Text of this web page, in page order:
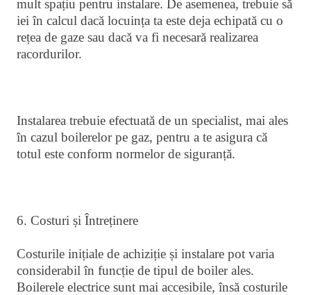
mult spațiu pentru instalare. De asemenea, trebuie să
iei în calcul dacă locuința ta este deja echipată cu o
rețea de gaze sau dacă va fi necesară realizarea
racordurilor.
Instalarea trebuie efectuată de un specialist, mai ales
în cazul boilerelor pe gaz, pentru a te asigura că
totul este conform normelor de siguranță.
6. Costuri și Întreținere
Costurile inițiale de achiziție și instalare pot varia
considerabil în funcție de tipul de boiler ales.
Boilerele electrice sunt mai accesibile, însă costurile